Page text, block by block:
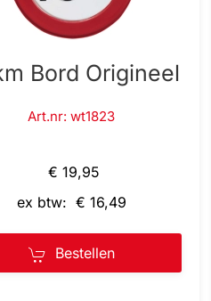
Bord Origineel
Art.nr: wt1823
€ 19,95
ex btw: € 16,49
Bestellen